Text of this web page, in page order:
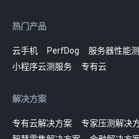
热门产品
云手机 PerfDog 服务器性能
小程序云测服务
专有云
解决方案
专有云解决方案 专家压测解决